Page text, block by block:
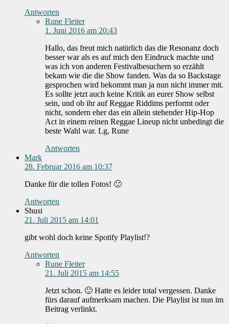
Antworten
Rune Fleiter
1. Juni 2016 am 20:43
Hallo, das freut mich natürlich das die Resonanz doch
besser war als es auf mich den Eindruck machte und
was ich von anderen Festivalbesuchern so erzählt
bekam wie die die Show fanden. Was da so Backstage
gesprochen wird bekommt man ja nun nicht immer mit.
Es sollte jetzt auch keine Kritik an eurer Show selbst
sein, und ob ihr auf Reggae Riddims performt oder
nicht, sondern eher das ein allein stehender Hip-Hop
Act in einem reinen Reggae Lineup nicht unbedingt die
beste Wahl war. Lg, Rune
Antworten
Mark
28. Februar 2016 am 10:37
Danke für die tollen Fotos! 🙂
Antworten
Shusi
21. Juli 2015 am 14:01
gibt wohl doch keine Spotify Playlist!?
Antworten
Rune Fleiter
21. Juli 2015 am 14:55
Jetzt schon. 🙂 Hatte es leider total vergessen. Danke
fürs darauf aufmerksam machen. Die Playlist ist nun im
Beitrag verlinkt.